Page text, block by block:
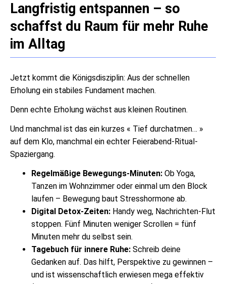
Langfristig entspannen – so
schaffst du Raum für mehr Ruhe
im Alltag
Jetzt kommt die Königsdisziplin: Aus der schnellen
Erholung ein stabiles Fundament machen.
Denn echte Erholung wächst aus kleinen Routinen.
Und manchmal ist das ein kurzes « Tief durchatmen… »
auf dem Klo, manchmal ein echter Feierabend-Ritual-
Spaziergang.
Regelmäßige Bewegungs-Minuten:Ob Yoga,
Tanzen im Wohnzimmer oder einmal um den Block
laufen – Bewegung baut Stresshormone ab.
Digital Detox-Zeiten:Handy weg, Nachrichten-Flut
stoppen. Fünf Minuten weniger Scrollen = fünf
Minuten mehr du selbst sein.
Tagebuch für innere Ruhe:Schreib deine
Gedanken auf. Das hilft, Perspektive zu gewinnen –
und ist wissenschaftlich erwiesen mega effektiv